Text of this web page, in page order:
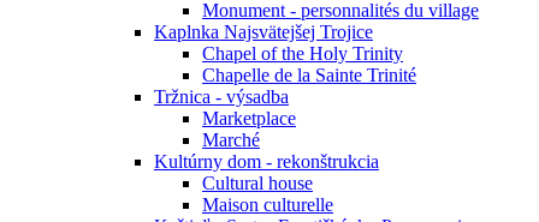
Monument - personnalités du village
Kaplnka Najsvätejšej Trojice
Chapel of the Holy Trinity
Chapelle de la Sainte Trinité
Tržnica - výsadba
Marketplace
Marché
Kultúrny dom - rekonštrukcia
Cultural house
Maison culturelle